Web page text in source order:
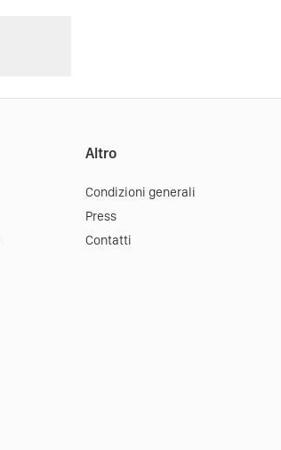
Altro
Condizioni generali
Press
Contatti